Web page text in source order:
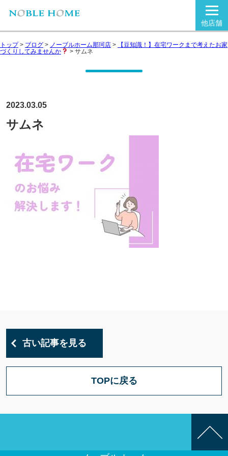
他店舗
トップ> ブログ > ノーブルホーム那珂店 >
【豆知識！】在宅ワークまで考えたお家
づくりしてみませんか
> サムネ
2023.03.05
サムネ
古い記事を見る
TOPに戻る